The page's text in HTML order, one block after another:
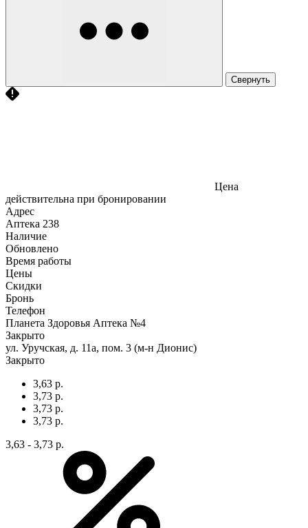
Свернуть
Цена
действительна при бронировании
Адрес
Аптека 238
Наличие
Обновлено
Время работы
Цены
Скидки
Бронь
Телефон
Планета Здоровья Аптека №4
Закрыто
ул. Уручская, д. 11а, пом. 3 (м-н Дионис)
Закрыто
3,63 р.
3,73 р.
3,73 р.
3,73 р.
3,63 - 3,73 р.